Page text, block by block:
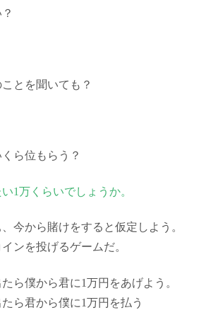
とを聞いても？
ら位もらう？
1万くらいでしょうか。
、今から賭けをすると仮定しよう。
ンを投げるゲームだ。
ら僕から君に1万円をあげよう。
ら君から僕に1万円を払う